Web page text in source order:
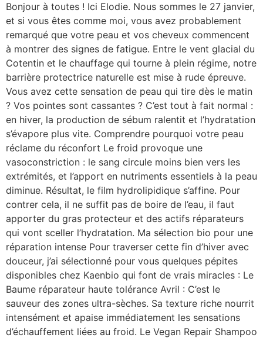
Bonjour à toutes ! Ici Elodie. Nous sommes le 27 janvier,
et si vous êtes comme moi, vous avez probablement
remarqué que votre peau et vos cheveux commencent
à montrer des signes de fatigue. Entre le vent glacial du
Cotentin et le chauffage qui tourne à plein régime, notre
barrière protectrice naturelle est mise à rude épreuve.
Vous avez cette sensation de peau qui tire dès le matin
? Vos pointes sont cassantes ? C’est tout à fait normal :
en hiver, la production de sébum ralentit et l’hydratation
s’évapore plus vite. Comprendre pourquoi votre peau
réclame du réconfort Le froid provoque une
vasoconstriction : le sang circule moins bien vers les
extrémités, et l’apport en nutriments essentiels à la peau
diminue. Résultat, le film hydrolipidique s’affine. Pour
contrer cela, il ne suffit pas de boire de l’eau, il faut
apporter du gras protecteur et des actifs réparateurs
qui vont sceller l’hydratation. Ma sélection bio pour une
réparation intense Pour traverser cette fin d’hiver avec
douceur, j’ai sélectionné pour vous quelques pépites
disponibles chez Kaenbio qui font de vrais miracles : Le
Baume réparateur haute tolérance Avril : C’est le
sauveur des zones ultra-sèches. Sa texture riche nourrit
intensément et apaise immédiatement les sensations
d’échauffement liées au froid. Le Vegan Repair Shampoo